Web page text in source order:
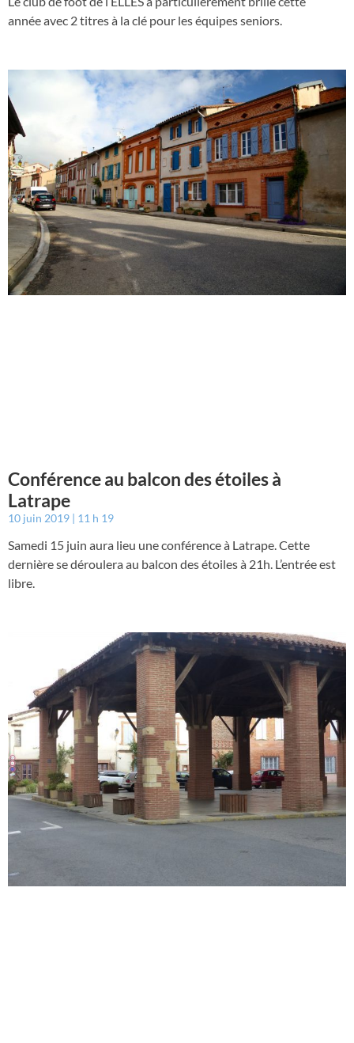
année avec 2 titres à la clé pour les équipes seniors.
Conférence au balcon des étoiles à
Latrape
10 juin 2019 11 h 19
Samedi 15 juin aura lieu une conférence à Latrape. Cette
dernière se déroulera au balcon des étoiles à 21h. L’entrée est
libre.